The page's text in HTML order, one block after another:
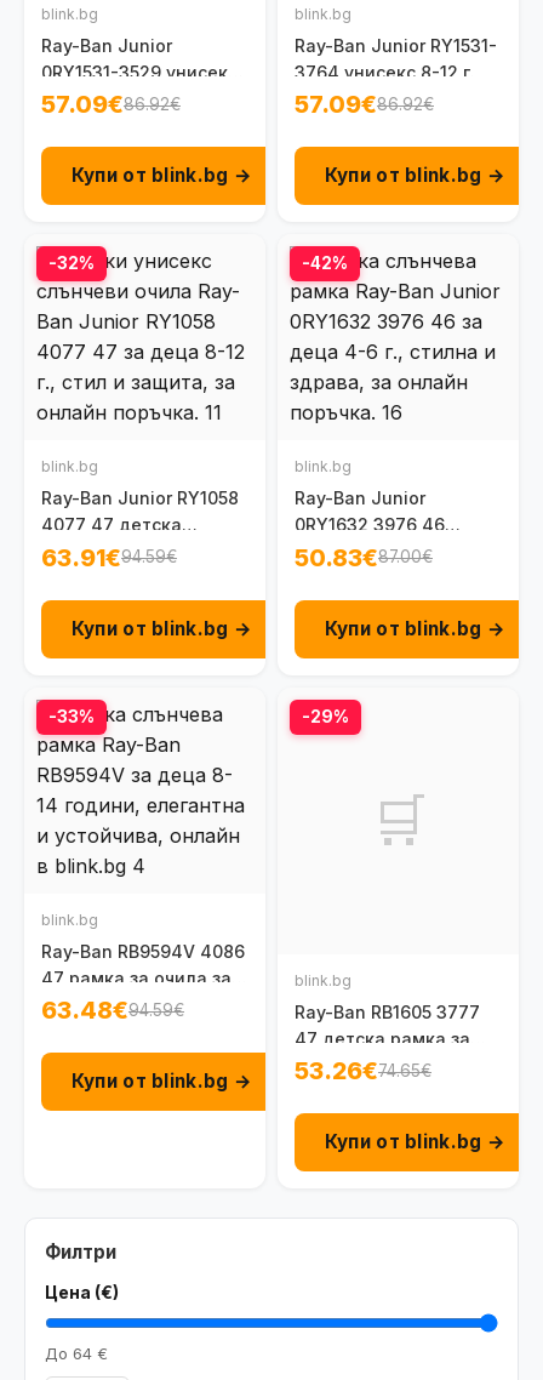
Филтри
Цена (€)
До 64 €
blink.bg
Ray-Ban Junior
0RY1531-3529 унисекс
8-12 г.
57.09€86.92€
Купи от blink.bg →
blink.bg
Ray-Ban Junior RY1531-
3764 унисекс 8-12 г.
57.09€86.92€
Купи от blink.bg →
-32%
blink.bg
Ray-Ban Junior RY1058
4077 47 детска
унисекс рамка за 8-
63.91€94.59€
Купи от blink.bg →
-42%
blink.bg
Ray-Ban Junior
0RY1632 3976 46
рамка за очила от 4
50.83€87.00€
Купи от blink.bg →
-33%
blink.bg
Ray-Ban RB9594V 4086
47 рамка за очила за
деца на 8 - 14 г.
63.48€94.59€
Купи от blink.bg →
-29%
🛒
blink.bg
Ray-Ban RB1605 3777
47 детска рамка за
очила за момиче 8 - 12
53.26€74.65€
Купи от blink.bg →